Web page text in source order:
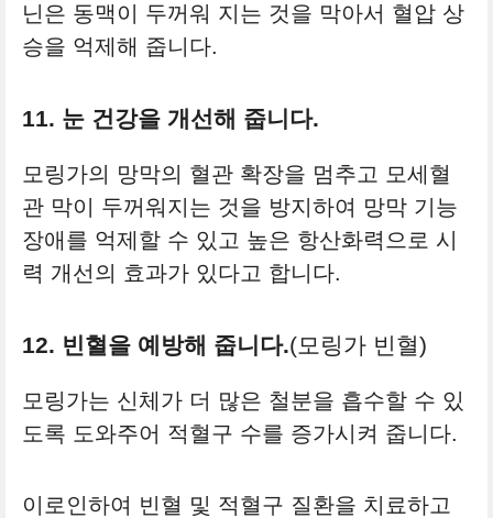
닌은 동맥이 두꺼워 지는 것을 막아서 혈압 상
승을 억제해 줍니다.
11. 눈 건강을 개선해 줍니다.
모링가의 망막의 혈관 확장을 멈추고 모세혈
관 막이 두꺼워지는 것을 방지하여 망막 기능
장애를 억제할 수 있고 높은 항산화력으로 시
력 개선의 효과가 있다고 합니다.
12. 빈혈을 예방해 줍니다.(모링가 빈혈)
모링가는 신체가 더 많은 철분을 흡수할 수 있
도록 도와주어 적혈구 수를 증가시켜 줍니다.
이로인하여 빈혈 및 적혈구 질환을 치료하고